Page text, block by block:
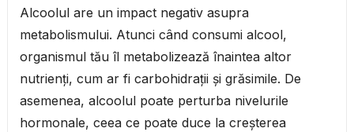
Alcoolul are un impact negativ asupra
metabolismului. Atunci când consumi alcool,
organismul tău îl metabolizează înaintea altor
nutrienți, cum ar fi carbohidrații și grăsimile. De
asemenea, alcoolul poate perturba nivelurile
hormonale, ceea ce poate duce la creșterea